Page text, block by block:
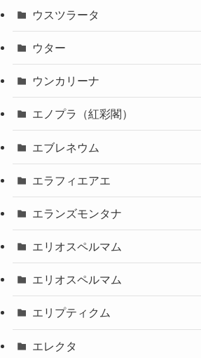
ウスツラータ
ウター
ウンカリーナ
エノプラ（紅彩閣）
エブレネウム
エラフィエアエ
エランズモンタナ
エリオスペルマム
エリオスペルマム
エリプティクム
エレクタ